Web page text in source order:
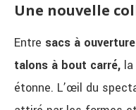
Une nouvelle
Entre sacs à
talons à bout carré,
étonne. L’œil du